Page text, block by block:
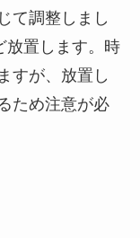
て調整しまし
放置します。時
すが、放置し
ため注意が必